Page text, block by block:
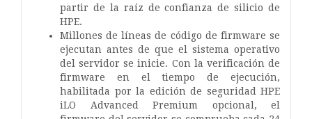
partir de la raíz de confianza de silicio de
HPE.
Millones de líneas de código de firmware se
ejecutan antes de que el sistema operativo
del servidor se inicie. Con la verificación de
firmware en el tiempo de ejecución,
habilitada por la edición de seguridad HPE
iLO Advanced Premium opcional, el